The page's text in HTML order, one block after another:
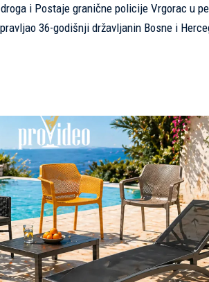
i Postaje granične policije Vrgorac u
36-godišnji državljanin Bosne i